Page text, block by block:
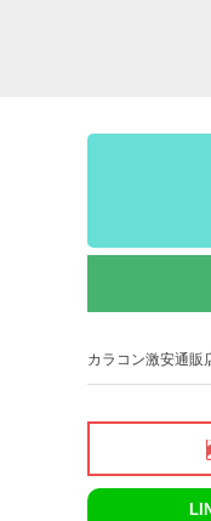
カラコン激安通販